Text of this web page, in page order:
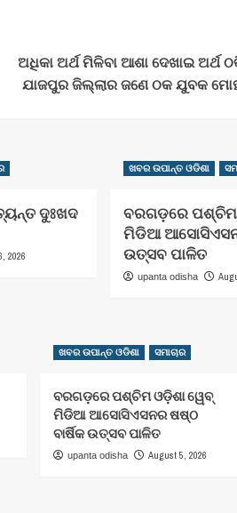
ଅଧିକା ଅର୍ଥ ମିଳିବା ଆଶା ଦେଖାଇ ଅର୍ଥ
ଯାଜପୁର ଜିଲ୍ଲାର ଜଣେ ଠକ ଯୁବକ
ଦୁଃଖଦ
2026
ଖବର ଉପାନ୍ତ ଓଡିଶା
ବରଗଡ଼ରେ ପଶ୍ଚିମ
ମିଡିଆ
ଉତ୍ସବ ପାଳିତ
upanta odisha
ଖବର ଉପାନ୍ତ ଓଡିଶା ସମାଚାର
ବରଗଡ଼ରେ ପଶ୍ଚିମ ଓଡ଼ିଶା ୱେବ୍
ମିଡିଆ ଆସୋସିଏସନର ଷଷ୍ଠ
ବାର୍ଷିକ ଉତ୍ସବ ପାଳିତ
upanta odisha August 5, 2026